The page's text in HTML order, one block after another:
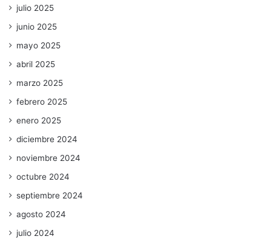
julio 2025
junio 2025
mayo 2025
abril 2025
marzo 2025
febrero 2025
enero 2025
diciembre 2024
noviembre 2024
octubre 2024
septiembre 2024
agosto 2024
julio 2024